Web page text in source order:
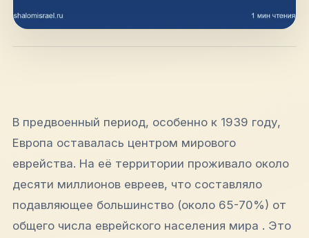
В предвоенный период, особенно к 1939 году,
Европа оставалась центром мирового
еврейства. На её территории проживало около
десяти миллионов евреев, что составляло
подавляющее большинство (около 65-70%) от
общего числа еврейского населения мира . Это